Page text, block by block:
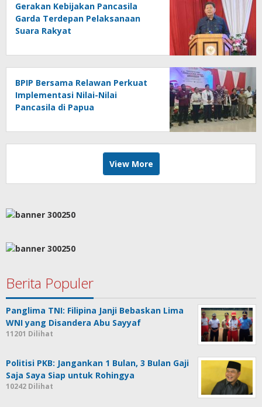
Gerakan Kebijakan Pancasila
Garda Terdepan Pelaksanaan
Suara Rakyat
BPIP Bersama Relawan Perkuat
Implementasi Nilai-Nilai
Pancasila di Papua
View More
Berita Populer
Panglima TNI: Filipina Janji Bebaskan Lima
WNI yang Disandera Abu Sayyaf
11201 Dilihat
Politisi PKB: Jangankan 1 Bulan, 3 Bulan Gaji
Saja Saya Siap untuk Rohingya
10242 Dilihat